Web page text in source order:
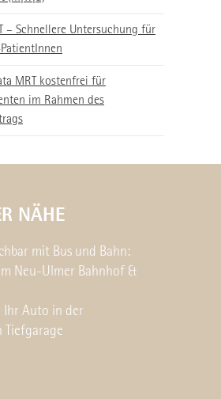
– Schnellere Untersuchung für
MRT kostenfrei für
im Rahmen des
NÄHE
mit Bus und Bahn:
Neu-Ulmer Bahnhof &
Ihr Auto in der
Tiefgarage